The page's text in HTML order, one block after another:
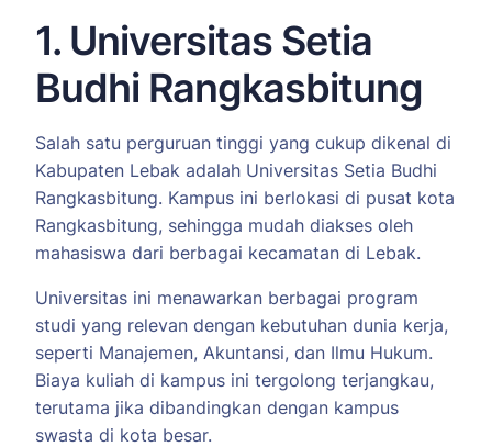
1. Universitas Setia
Budhi Rangkasbitung
Salah satu perguruan tinggi yang cukup dikenal di
Kabupaten Lebak adalah Universitas Setia Budhi
Rangkasbitung. Kampus ini berlokasi di pusat kota
Rangkasbitung, sehingga mudah diakses oleh
mahasiswa dari berbagai kecamatan di Lebak.
Universitas ini menawarkan berbagai program
studi yang relevan dengan kebutuhan dunia kerja,
seperti Manajemen, Akuntansi, dan Ilmu Hukum.
Biaya kuliah di kampus ini tergolong terjangkau,
terutama jika dibandingkan dengan kampus
swasta di kota besar.